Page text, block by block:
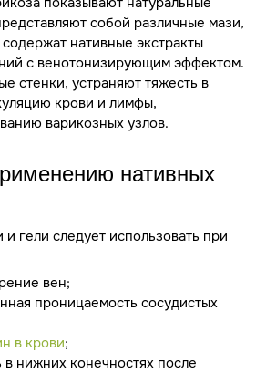
собой различные мази,
нативные экстракты
с венотонизирующим эффектом.
стенки, устраняют тяжесть в
крови и лимфы,
варикозных узлов.
нативных
гели следует использовать при
вен;
проницаемость сосудистых
в крови;
в нижних конечностях после